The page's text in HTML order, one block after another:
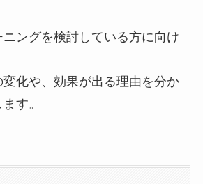
ングを検討している方に向け
化や、効果が出る理由を分か
す。